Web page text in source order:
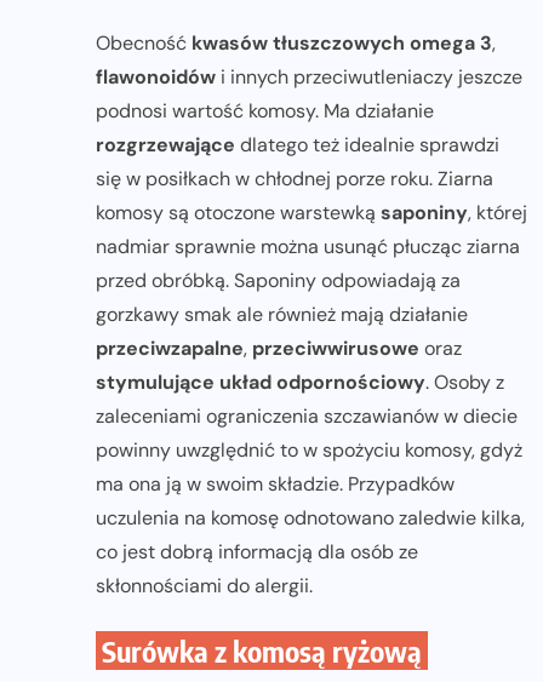
Obecność kwasów tłuszczowych omega 3,
flawonoidów i innych przeciwutleniaczy jeszcze
podnosi wartość komosy. Ma działanie
rozgrzewające dlatego też idealnie sprawdzi
się w posiłkach w chłodnej porze roku. Ziarna
komosy są otoczone warstewką saponiny, której
nadmiar sprawnie można usunąć płucząc ziarna
przed obróbką. Saponiny odpowiadają za
gorzkawy smak ale również mają działanie
przeciwzapalne, przeciwwirusowe oraz
stymulujące układ odpornościowy. Osoby z
zaleceniami ograniczenia szczawianów w diecie
powinny uwzględnić to w spożyciu komosy, gdyż
ma ona ją w swoim składzie. Przypadków
uczulenia na komosę odnotowano zaledwie kilka,
co jest dobrą informacją dla osób ze
skłonnościami do alergii.
Surówka z komosą ryżową